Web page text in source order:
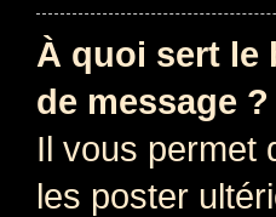
À quoi sert le
de message ?
Il vous permet
les poster